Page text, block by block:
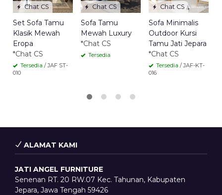
Chat CS
Set Sofa Tamu
Klasik Mewah
Eropa
*Chat CS
Tersedia / JAF ST-
010
Chat CS
Sofa Tamu
Mewah Luxury
*Chat CS
Tersedia
Chat CS
Sofa Minimalis
Outdoor Kursi
Tamu Jati Jepara
*Chat CS
Tersedia / JAF-KT-
016
ALAMAT KAMI
JATI ANGEL FURNITURE
Senenan RT. 20 RW.07 Kec. Tahunan, Kabupaten
Jepara, Jawa Tengah 59426